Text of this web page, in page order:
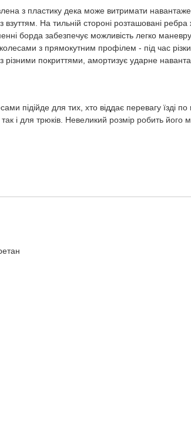
з пластику дека може витримати
На тильній стороні розташовані ребра
борда забезпечує можливість легко
з прямокутним профілем - під час
покриттями, амортизує ударне
підійде для тих, хто віддає перевагу їзді по
і для трюків. Невеликий розмір робить